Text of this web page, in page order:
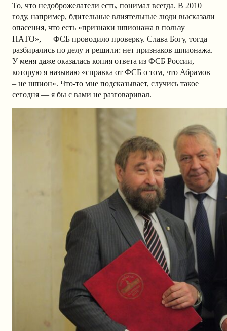
То, что недоброжелатели есть, понимал всегда. В 2010
году, например, бдительные влиятельные люди высказали
опасения, что есть «признаки шпионажа в пользу
НАТО», — ФСБ проводило проверку. Слава Богу, тогда
разбирались по делу и решили: нет признаков шпионажа.
У меня даже оказалась копия ответа из ФСБ России,
которую я называю «справка от ФСБ о том, что Абрамов
– не шпион». Что-то мне подсказывает, случись такое
сегодня — я бы с вами не разговаривал.